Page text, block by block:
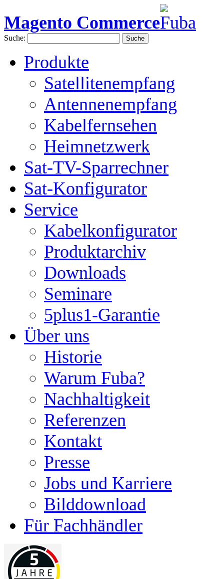
Magento Commerce
Suche: Suche
Produkte
Satellitenempfang
Antennenempfang
Kabelfernsehen
Heimnetzwerk
Sat-TV-Sparrechner
Sat-Konfigurator
Service
Kabelkonfigurator
Produktarchiv
Downloads
Seminare
5plus1-Garantie
Über uns
Historie
Warum Fuba?
Nachhaltigkeit
Referenzen
Kontakt
Presse
Jobs und Karriere
Bilddownload
Für Fachhändler